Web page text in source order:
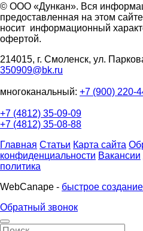
© ООО «Дункан». Вся
предоставленная на этом
носит информационный
офертой.
214015, г. Смоленск, ул.
350909@bk.ru
многоканальный: +7 (900) 220-
+7 (4812) 35-09-09
+7 (4812) 35-08-88
Главная Статьи Карта сайта
конфиденциальности Вакансии
политика
WebCanape - быстрое
Обратный звонок